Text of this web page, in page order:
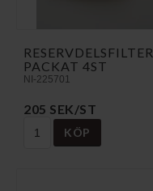
RESERVDELSFILTER
PACKAT 4ST
NI-225701
205 SEK/ST
KÖP